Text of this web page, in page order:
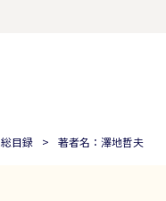
総目録 著者名：澤地哲夫